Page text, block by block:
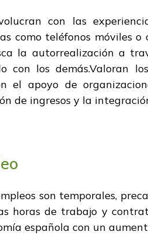
con las
como teléfonos móviles
la autorrealización a
con los demás.Valoran
el apoyo de
de ingresos y la
son temporales,
horas de trabajo y
española con un